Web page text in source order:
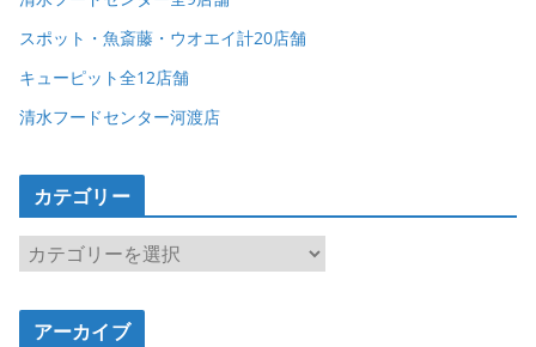
スポット・魚斎藤・ウオエイ計20店舗
キューピット全12店舗
清水フードセンター河渡店
カテゴリー
カ
テ
ゴ
アーカイブ